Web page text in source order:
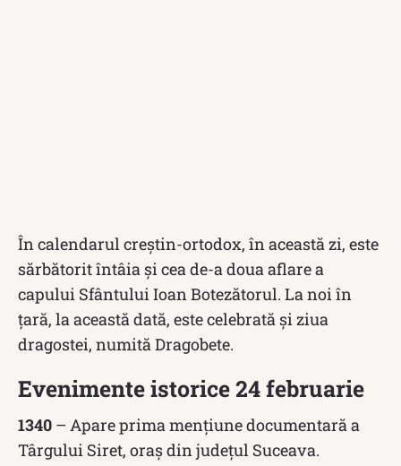
În calendarul creștin-ortodox, în această zi, este
sărbătorit întâia și cea de-a doua aflare a
capului Sfântului Ioan Botezătorul. La noi în
țară, la această dată, este celebrată și ziua
dragostei, numită Dragobete.
Evenimente istorice 24 februarie
1340 – Apare prima mențiune documentară a
Târgului Siret, oraș din județul Suceava.